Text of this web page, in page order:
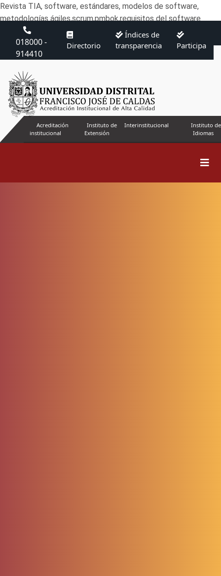
Revista TIA, software, estándares, modelos de software,
metodologías ágiles,scrum,pmbok,requisitos del software
018000 -
914410
Directorio
Índices de
transparencia
Participa
Acreditación
institucional
Instituto de
Extensión
Interinstitucional
Instituto de
Idiomas